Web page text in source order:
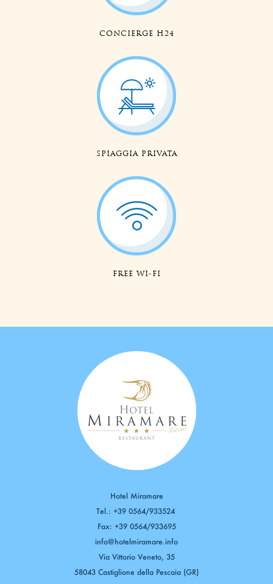
CONCIERGE H24
SPIAGGIA PRIVATA
FREE WI-FI
Hotel Miramare
Tel.: +39 0564/933524
Fax: +39 0564/933695
info@hotelmiramare.info
Via Vittorio Veneto, 35
58043 Castiglione della Pescaia (GR)